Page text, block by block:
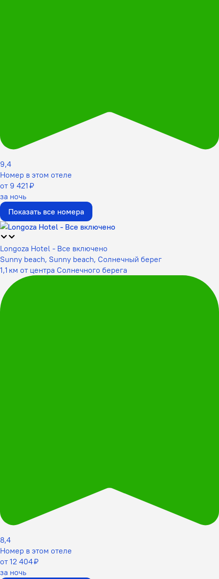
9,4
Номер в этом отеле
от 9 421 ₽
за ночь
Показать все номера
Longozа Hotel - Все включено
Sunny beach, Sunny beach, Солнечный берег
1,1 км от центра Солнечного берега
8,4
Номер в этом отеле
от 12 404 ₽
за ночь